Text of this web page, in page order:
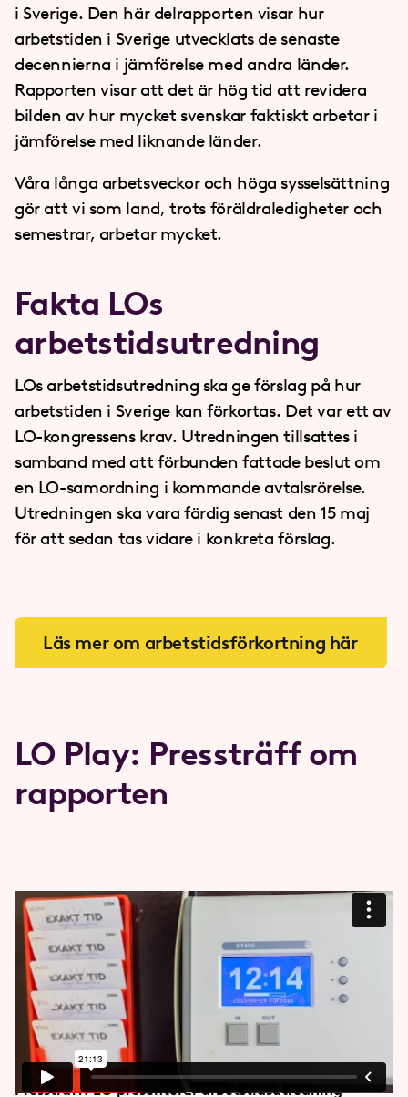
i Sverige. Den här delrapporten visar hur
arbetstiden i Sverige utvecklats de senaste
decennierna i jämförelse med andra länder.
Rapporten visar att det är hög tid att revidera
bilden av hur mycket svenskar faktiskt arbetar i
jämförelse med liknande länder.
Våra långa arbetsveckor och höga sysselsättning
gör att vi som land, trots föräldraledigheter och
semestrar, arbetar mycket.
Fakta LOs
arbetstidsutredning
LOs arbetstidsutredning ska ge förslag på hur
arbetstiden i Sverige kan förkortas. Det var ett av
LO-kongressens krav. Utredningen tillsattes i
samband med att förbunden fattade beslut om
en LO-samordning i kommande avtalsrörelse.
Utredningen ska vara färdig senast den 15 maj
för att sedan tas vidare i konkreta förslag.
Läs mer om arbetstidsförkortning här
LO Play: Pressträff om
rapporten
Pressträff: LO presenterar arbetstidsutredning